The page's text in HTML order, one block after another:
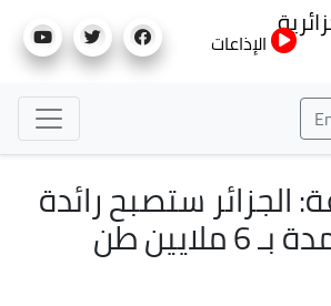
إلى
الإذاعات
الجزائر ستصبح رائدة
صناعة الأسمدة بـ 6 ملايين طن